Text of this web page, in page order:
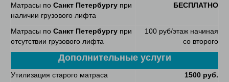
Матрасы по Санкт Петербургу при
наличии грузового лифта
БЕСПЛАТНО
Матрасы по Санкт Петербургу при
отсутствии грузового лифта
100 руб/этаж начиная
со второго
Дополнительные услуги
Утилизация старого матраса
1500 руб.